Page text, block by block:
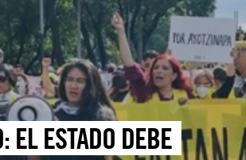
EL ESTADO DEBE